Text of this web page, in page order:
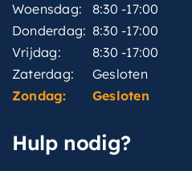
Woensdag:
8:30 -17:00
Donderdag: 8:30 -17:00
Vrijdag:
8:30 -17:00
Zaterdag:
Gesloten
Zondag:
Gesloten
Hulp nodig?